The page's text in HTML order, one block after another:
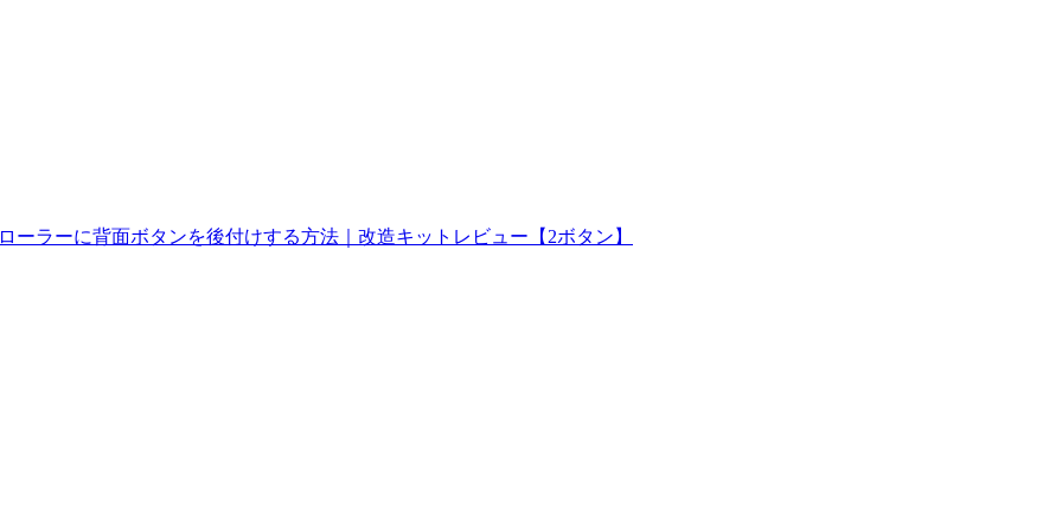
ーラーに背面ボタンを後付けする方法｜改造キットレビュー【2ボタン】